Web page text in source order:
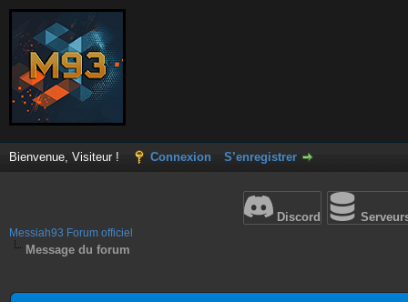
Bienvenue, Visiteur ! Connexion S’enregistrer
Discord
Messiah93 Forum officiel
Message du forum